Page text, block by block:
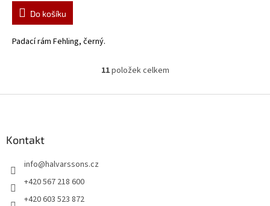
Do košíku
Padací rám Fehling, černý.
O
l
11položek celkem
Kontakt
info@halvarssons.cz
+420 567 218 600
+420 603 523 872